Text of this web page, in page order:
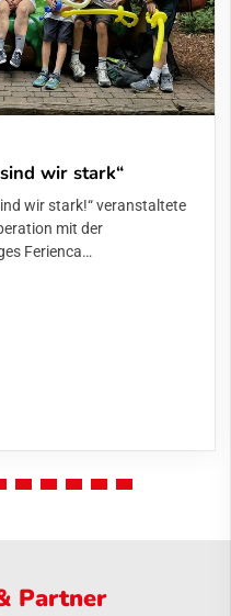
wir stark“
wir stark!“ veranstaltete
mit der
Ferienca…
Partner